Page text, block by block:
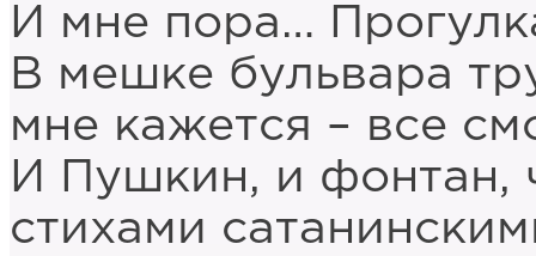
И мне пора…
В мешке бульвара
мне кажется – все
И Пушкин, и фонтан,
стихами